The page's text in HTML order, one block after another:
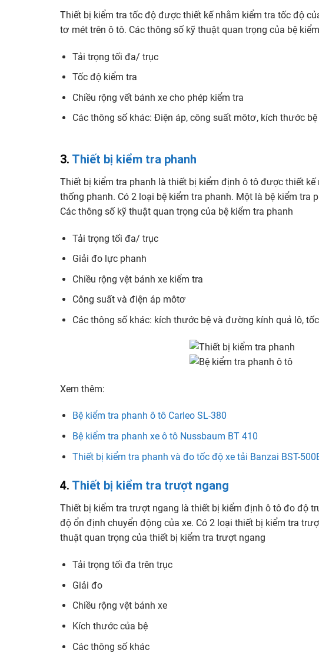
Thiết bị kiểm tra tốc độ được thiết kế nhằm kiểm tra tốc độ
tơ mét trên ô tô. Các thông số kỹ thuật quan trọng của bệ
Tải trọng tối đa/ trục
Tốc độ kiểm tra
Chiều rộng vết bánh xe cho phép kiểm tra
Các thông số khác: Điện áp, công suất môtơ, kích thước
3. Thiết bị kiểm tra phanh
Thiết bị kiểm tra phanh là thiết bị kiểm định ô tô được thiết
thống phanh. Có 2 loại bệ kiểm tra phanh. Một là bệ kiểm tra
Các thông số kỹ thuật quan trọng của bệ kiểm tra phanh
Tải trọng tối đa/ trục
Giải đo lực phanh
Chiều rộng vệt bánh xe kiểm tra
Công suất và điện áp môtơ
Các thông số khác: kích thước bệ và đường kính quả lô,
Xem thêm:
Bệ kiểm tra phanh ô tô Carleo SL-380
Bệ kiểm tra phanh xe ô tô Nussbaum BT 410
Thiết bị kiểm tra phanh và đo tốc độ xe tải Banzai BST-
4. Thiết bị kiểm tra trượt ngang
Thiết bị kiểm tra trượt ngang là thiết bị kiểm định ô tô đo độ
độ ổn định chuyển động của xe. Có 2 loại thiết bị kiểm tra
thuật quan trọng của thiết bị kiểm tra trượt ngang
Tải trọng tối đa trên trục
Giải đo
Chiều rộng vệt bánh xe
Kích thước của bệ
Các thông số khác